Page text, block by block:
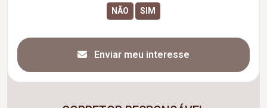
Enviar meu interesse